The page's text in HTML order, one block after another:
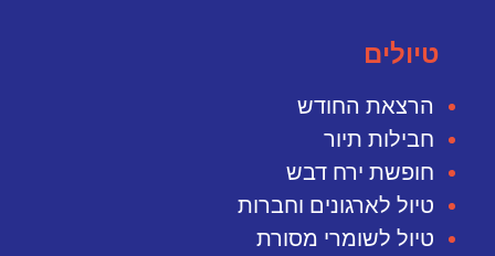
טיולים
הרצאת החודש
חבילות תיור
חופשת ירח דבש
טיול לארגונים וחברות
טיול לשומרי מסורת